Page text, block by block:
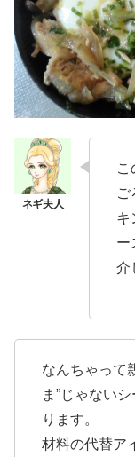
こ
ご
キ
ー
介
なんちゃって
ま”じゃない
ります。
材料の代替ア